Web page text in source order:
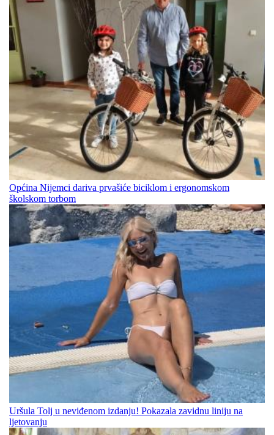
Općina Nijemci dariva prvašiće biciklom i ergonomskom
školskom torbom
Uršula Tolj u neviđenom izdanju! Pokazala zavidnu liniju na
ljetovanju